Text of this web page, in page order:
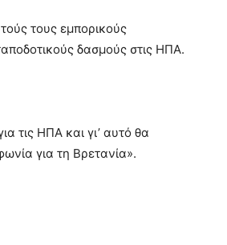
τους εμπορικούς
δασμούς στις ΗΠΑ.
τις ΗΠΑ και γι’ αυτό θα
για τη Βρετανία».